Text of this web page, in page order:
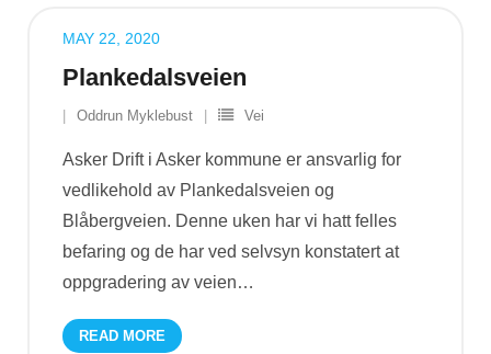
Plankedalsveien
MAY 22, 2020
Oddrun Myklebust Vei
Asker Drift i Asker kommune er ansvarlig for
vedlikehold av Plankedalsveien og
Blåbergveien. Denne uken har vi hatt felles
befaring og de har ved selvsyn konstatert at
oppgradering av veien…
READ MORE